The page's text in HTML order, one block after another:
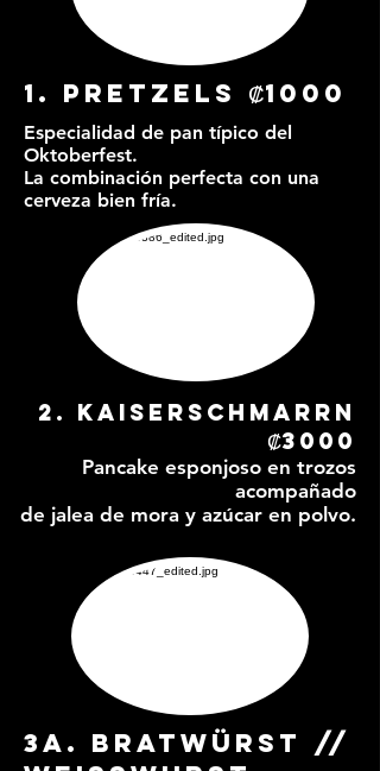
1. PRetzels ₡1000
Especialidad de pan típico del
Oktoberfest.
La combinación perfecta con una
cerveza bien fría.
2. Kaiserschmarrn
₡3000
Pancake esponjoso en trozos
acompañado
de jalea de mora y azúcar en polvo.
3a. Bratwürst //